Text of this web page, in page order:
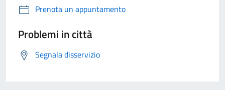
Prenota un appuntamento
Problemi in città
Segnala disservizio